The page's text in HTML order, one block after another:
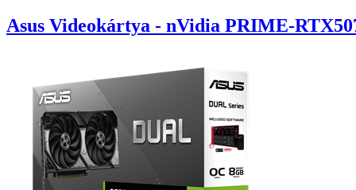
Asus Videokártya - nVidia PRIME-